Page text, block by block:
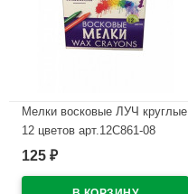
Мелки восковые ЛУЧ круглые
12 цветов арт.12С861-08
В наличии
125 ₽